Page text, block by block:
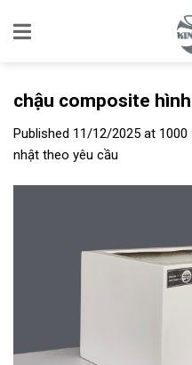
chậu composite
Published 11/12/2025 at 1000
nhật theo yêu cầu